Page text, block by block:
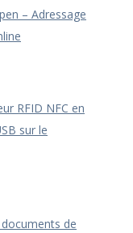
– Adressage
RFID NFC en
sur le
de